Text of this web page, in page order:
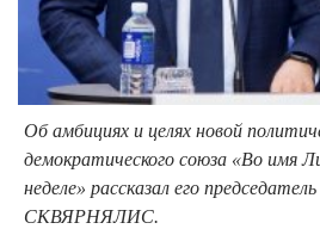
Об амбициях и целях новой
демократического союза «Во имя
неделе» рассказал его
СКВЯРНЯЛИС.